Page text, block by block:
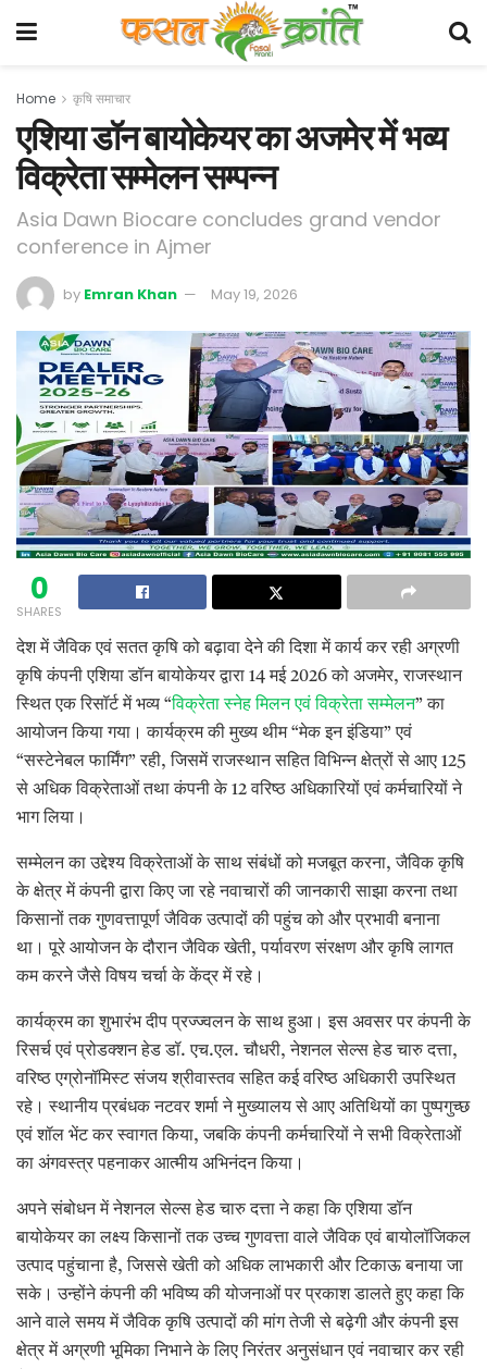
Home कृषि समाचार
एशिया डॉन बायोकेयर का अजमेर में भव्य
विक्रेता सम्मेलन सम्पन्न
Asia Dawn Biocare concludes grand vendor
conference in Ajmer
by Emran Khan May 19, 2026
0
SHARES
देश में जैविक एवं सतत कृषि को बढ़ावा देने की दिशा में कार्य कर रही अग्रणी
कृषि कंपनी एशिया डॉन बायोकेयर द्वारा 14 मई 2026 को अजमेर, राजस्थान
स्थित एक रिसॉर्ट में भव्य “विक्रेता स्नेह मिलन एवं विक्रेता सम्मेलन” का
आयोजन किया गया। कार्यक्रम की मुख्य थीम “मेक इन इंडिया” एवं
“सस्टेनेबल फार्मिंग” रही, जिसमें राजस्थान सहित विभिन्न क्षेत्रों से आए 125
से अधिक विक्रेताओं तथा कंपनी के 12 वरिष्ठ अधिकारियों एवं कर्मचारियों ने
भाग लिया।
सम्मेलन का उद्देश्य विक्रेताओं के साथ संबंधों को मजबूत करना, जैविक कृषि
के क्षेत्र में कंपनी द्वारा किए जा रहे नवाचारों की जानकारी साझा करना तथा
किसानों तक गुणवत्तापूर्ण जैविक उत्पादों की पहुंच को और प्रभावी बनाना
था। पूरे आयोजन के दौरान जैविक खेती, पर्यावरण संरक्षण और कृषि लागत
कम करने जैसे विषय चर्चा के केंद्र में रहे।
कार्यक्रम का शुभारंभ दीप प्रज्ज्वलन के साथ हुआ। इस अवसर पर कंपनी के
रिसर्च एवं प्रोडक्शन हेड डॉ. एच.एल. चौधरी, नेशनल सेल्स हेड चारु दत्ता,
वरिष्ठ एग्रोनॉमिस्ट संजय श्रीवास्तव सहित कई वरिष्ठ अधिकारी उपस्थित
रहे। स्थानीय प्रबंधक नटवर शर्मा ने मुख्यालय से आए अतिथियों का पुष्पगुच्छ
एवं शॉल भेंट कर स्वागत किया, जबकि कंपनी कर्मचारियों ने सभी विक्रेताओं
का अंगवस्त्र पहनाकर आत्मीय अभिनंदन किया।
अपने संबोधन में नेशनल सेल्स हेड चारु दत्ता ने कहा कि एशिया डॉन
बायोकेयर का लक्ष्य किसानों तक उच्च गुणवत्ता वाले जैविक एवं बायोलॉजिकल
उत्पाद पहुंचाना है, जिससे खेती को अधिक लाभकारी और टिकाऊ बनाया जा
सके। उन्होंने कंपनी की भविष्य की योजनाओं पर प्रकाश डालते हुए कहा कि
आने वाले समय में जैविक कृषि उत्पादों की मांग तेजी से बढ़ेगी और कंपनी इस
क्षेत्र में अग्रणी भूमिका निभाने के लिए निरंतर अनुसंधान एवं नवाचार कर रही